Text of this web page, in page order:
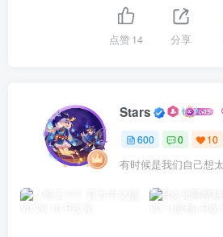
点赞14 分享
Stars
600 0 10
有时候是我们自己想